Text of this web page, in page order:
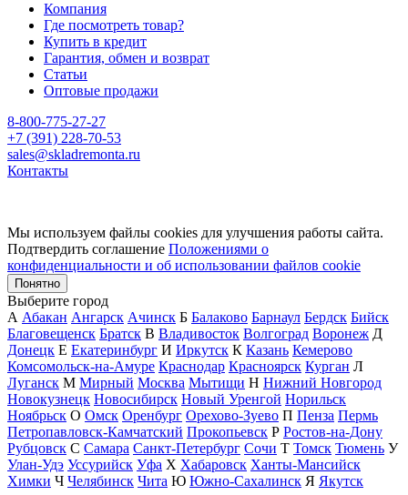
Компания
Где посмотреть товар?
Купить в кредит
Гарантия, обмен и возврат
Статьи
Оптовые продажи
8-800-775-27-27
+7 (391) 228-70-53
sales@skladremonta.ru
Контакты
Мы используем файлы cookies для улучшения работы сайта.
Подтвердить соглашение Положениями о
конфиденциальности и об использовании файлов cookie
Понятно
Выберите город
А Абакан Ангарск Ачинск Б Балаково Барнаул Бердск Бийск
Благовещенск Братск В Владивосток Волгоград Воронеж Д
Донецк Е Екатеринбург И Иркутск К Казань Кемерово
Комсомольск-на-Амуре Краснодар Красноярск Курган Л
Луганск М Мирный Москва Мытищи Н Нижний Новгород
Новокузнецк Новосибирск Новый Уренгой Норильск
Ноябрьск О Омск Оренбург Орехово-Зуево П Пенза Пермь
Петропавловск-Камчатский Прокопьевск Р Ростов-на-Дону
Рубцовск С Самара Санкт-Петербург Сочи Т Томск Тюмень У
Улан-Удэ Уссурийск Уфа Х Хабаровск Ханты-Мансийск
Химки Ч Челябинск Чита Ю Южно-Сахалинск Я Якутск